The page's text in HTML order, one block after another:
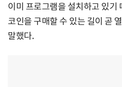
이미 프로그램을 설치하고 있기
코인을 구매할 수 있는 길이 곧
말했다.